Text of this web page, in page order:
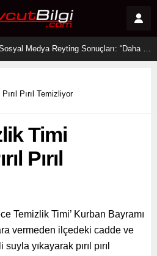
2 Ağustos 2026 Sosyal Medya Reyting Sonuçları: “Daha 17” Ekranlara Ambargo Koydu!
Pırıl Temizliyor
Timi
Pırıl
Temizlik Timi’ Kurban Bayramı
vermeden ilçedeki cadde ve
yıkayarak pırıl pırıl